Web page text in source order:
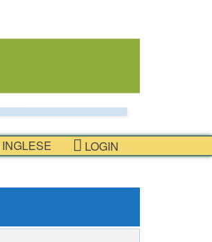
INGLESE LOGIN